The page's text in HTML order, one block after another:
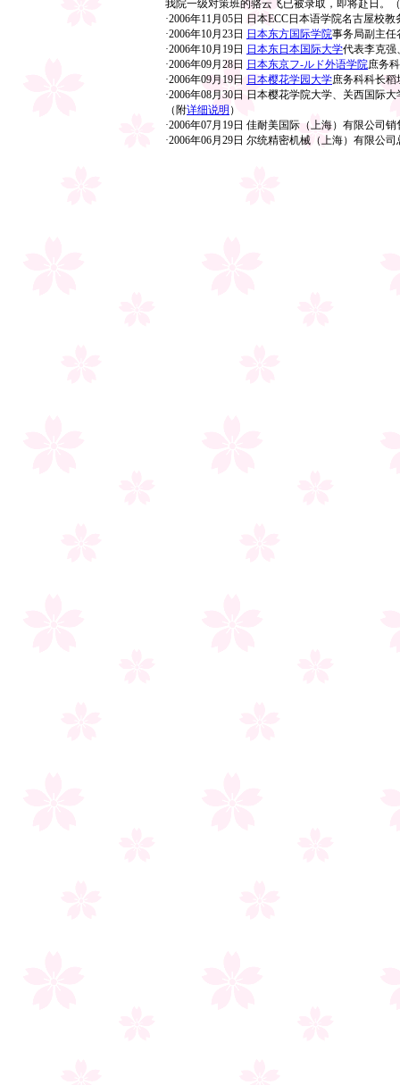
我院一级对策班的骆云飞已被录取，即将赴日。
·2006年11月05日 日本ECC日本语学院名古屋校
·2006年10月23日 日本东方国际学院事务局副主任
·2006年10月19日 日本东日本国际大学代表李克强
·2006年09月28日 日本东京フ‐ルド外语学院庶务
·2006年09月19日 日本樱花学园大学庶务科科长
·2006年08月30日 日本樱花学院大学、关西国际
（附详细说明 ）
·2006年07月19日 佳耐美国际（上海）有限公司
·2006年06月29日 尔统精密机械（上海）有限公